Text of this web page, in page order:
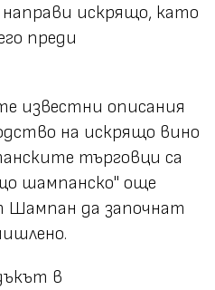
направи искрящо, като
преди
известни описания
на искрящо вино
търговци са
шампанско" още
Шампан да започнат
в